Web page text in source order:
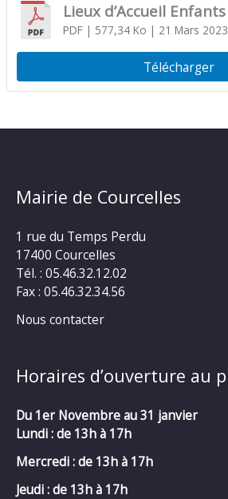
Lieux d’Accueil
PDF| 577,34 Ko | 21 Mars 2023
Télécharger
Mairie de Courcelles
1 rue du Temps Perdu
17400 Courcelles
Tél. : 05.46.32.12.02
Fax : 05.46.32.34.56
Nous contacter
Horaires d’ouverture au
Du 1er Novembre au 31 janvier
Lundi : de 13h à 17h
Mercredi :de 13h à 17h
Jeudi : de 13h à 17h